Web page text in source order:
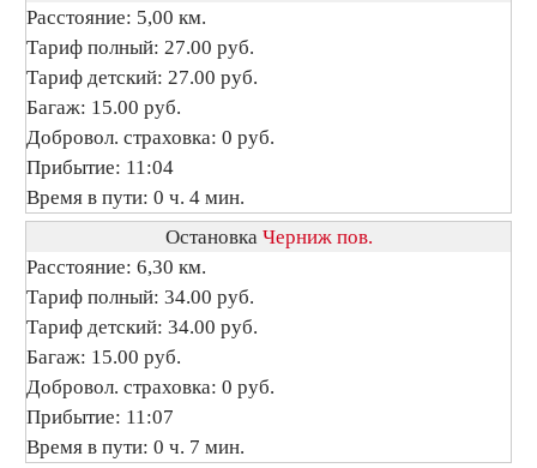
Расстояние: 5,00 км.
Тариф полный: 27.00 руб.
Тариф детский: 27.00 руб.
Багаж: 15.00 руб.
Добровол. страховка: 0 руб.
Прибытие: 11:04
Время в пути: 0 ч. 4 мин.
Остановка Черниж пов.
Расстояние: 6,30 км.
Тариф полный: 34.00 руб.
Тариф детский: 34.00 руб.
Багаж: 15.00 руб.
Добровол. страховка: 0 руб.
Прибытие: 11:07
Время в пути: 0 ч. 7 мин.